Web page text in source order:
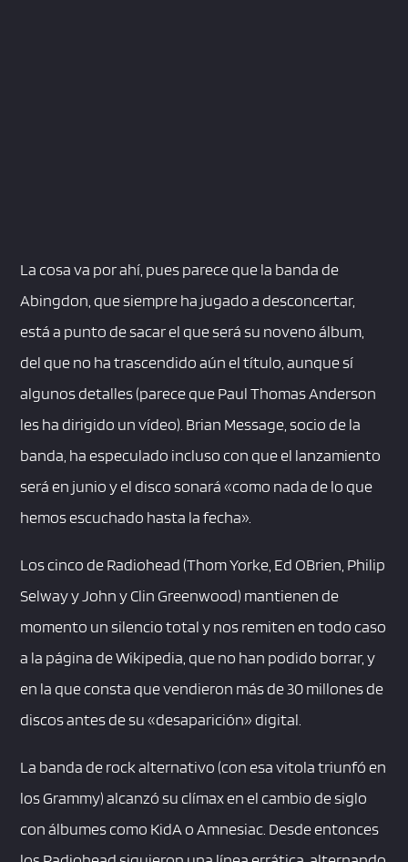
La cosa va por ahí, pues parece que la banda de
Abingdon, que siempre ha jugado a desconcertar,
está a punto de sacar el que será su noveno álbum,
del que no ha trascendido aún el título, aunque sí
algunos detalles (parece que Paul Thomas Anderson
les ha dirigido un vídeo). Brian Message, socio de la
banda, ha especulado incluso con que el lanzamiento
será en junio y el disco sonará «como nada de lo que
hemos escuchado hasta la fecha».
Los cinco de Radiohead (Thom Yorke, Ed OBrien, Philip
Selway y John y Clin Greenwood) mantienen de
momento un silencio total y nos remiten en todo caso
a la página de Wikipedia, que no han podido borrar, y
en la que consta que vendieron más de 30 millones de
discos antes de su «desaparición» digital.
La banda de rock alternativo (con esa vitola triunfó en
los Grammy) alcanzó su clímax en el cambio de siglo
con álbumes como KidA o Amnesiac. Desde entonces